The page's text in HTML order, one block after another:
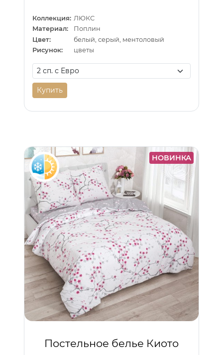
Коллекция: ЛЮКС
Материал:
Поплин
Цвет:
белый, серый, ментоловый
Рисунок:
цветы
Купить
НОВИНКА
Постельное белье Киото